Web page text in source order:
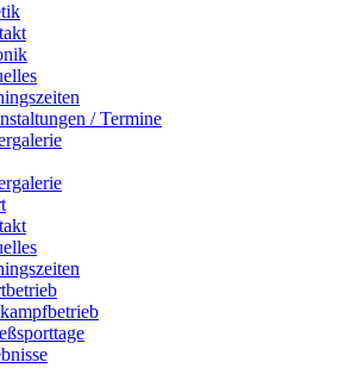
/ Termine